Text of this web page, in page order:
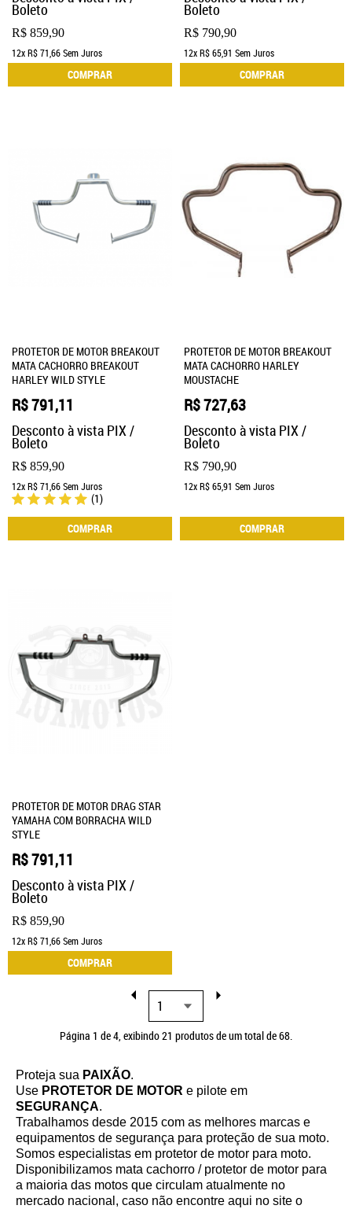
R$ 859,90
Boleto
12xR$ 71,66Sem Juros
COMPRAR
R$ 790,90
Boleto
12xR$ 65,91 Sem Juros
COMPRAR
PROTETOR DE MOTOR BREAKOUT
MATA CACHORRO BREAKOUT
HARLEY WILD STYLE
(1)
R$ 859,90
R$ 791,11
Desconto à vista PIX /
Boleto
12xR$ 71,66Sem Juros
COMPRAR
PROTETOR DE MOTOR BREAKOUT
MATA CACHORRO HARLEY
MOUSTACHE
R$ 790,90
R$ 727,63
Desconto à vista PIX /
Boleto
12xR$ 65,91 Sem Juros
COMPRAR
PROTETOR DE MOTOR DRAG STAR
YAMAHA COM BORRACHA WILD
STYLE
R$ 859,90
R$ 791,11
Desconto à vista PIX /
Boleto
12xR$ 71,66Sem Juros
COMPRAR
Página 1 de 4, exibindo 21 produtos de um total de 68.
Proteja sua PAIXÃO.
Use PROTETOR DE MOTOR e pilote em
SEGURANÇA.
Trabalhamos desde 2015 com as melhores marcas e
equipamentos de segurança para proteção de sua moto.
Somos especialistas em protetor de motor para moto.
Disponibilizamos mata cachorro / protetor de motor para
a maioria das motos que circulam atualmente no
mercado nacional, caso não encontre aqui no site o